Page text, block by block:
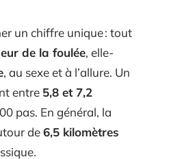
un chiffre unique : tout
de la foulée, elle-
, au sexe et à l’allure. Un
entre 5,8 et 7,2
pas. En général, la
de6,5 kilomètres